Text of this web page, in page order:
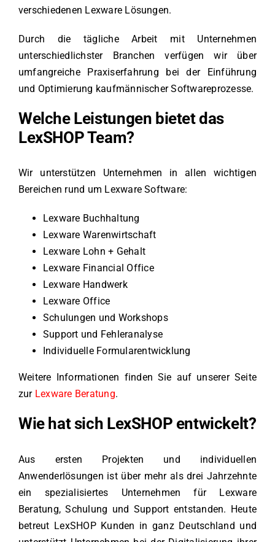
verschiedenen Lexware Lösungen.
Durch die tägliche Arbeit mit Unternehmen
unterschiedlichster Branchen verfügen wir über
umfangreiche Praxiserfahrung bei der Einführung
und Optimierung kaufmännischer Softwareprozesse.
Welche Leistungen bietet das
LexSHOP Team?
Wir unterstützen Unternehmen in allen wichtigen
Bereichen rund um Lexware Software:
Lexware Buchhaltung
Lexware Warenwirtschaft
Lexware Lohn + Gehalt
Lexware Financial Office
Lexware Handwerk
Lexware Office
Schulungen und Workshops
Support und Fehleranalyse
Individuelle Formularentwicklung
Weitere Informationen finden Sie auf unserer Seite
zur Lexware Beratung.
Wie hat sich LexSHOP entwickelt?
Aus ersten Projekten und individuellen
Anwenderlösungen ist über mehr als drei Jahrzehnte
ein spezialisiertes Unternehmen für Lexware
Beratung, Schulung und Support entstanden. Heute
betreut LexSHOP Kunden in ganz Deutschland und